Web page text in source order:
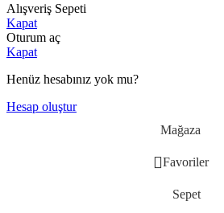
Alışveriş Sepeti
Kapat
Oturum aç
Kapat
Henüz hesabınız yok mu?
Hesap oluştur
Mağaza
Favoriler
Sepet